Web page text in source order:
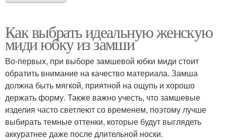
Как выбрать идеальную женскую
миди юбку из замши
Во-первых, при выборе замшевой юбки миди стоит
обратить внимание на качество материала. Замша
должна быть мягкой, приятной на ощупь и хорошо
держать форму. Также важно учесть, что замшевые
изделия часто светлеют со временем, поэтому лучше
выбирать темные оттенки, которые будут выглядеть
аккуратнее даже после длительной носки.